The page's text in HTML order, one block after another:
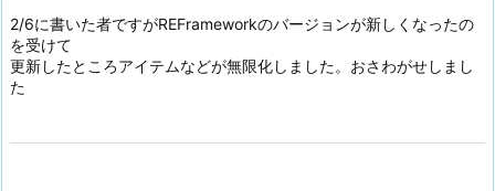
2/6に書いた者ですがREFrameworkのバージョンが新しくなったの
を受けて
更新したところアイテムなどが無限化しました。おさわがせしまし
た